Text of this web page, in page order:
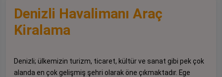
Denizli Havalimanı Araç
Kiralama
Denizli; ülkemizin turizm, ticaret, kültür ve sanat gibi pek çok
alanda en çok gelişmiş şehri olarak öne çıkmaktadır. Ege